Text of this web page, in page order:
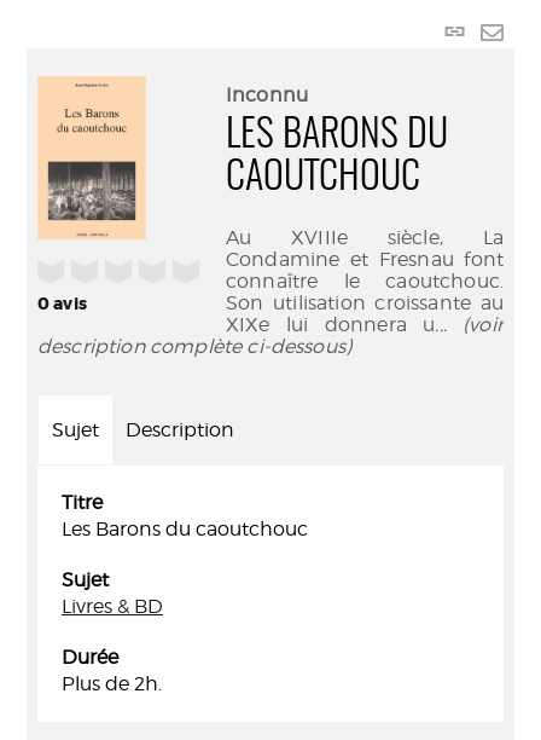
Lien
0avis
Inconnu
LES BARONS DU
CAOUTCHOUC
Au XVIIIe siècle, La
Condamine et Fresnau font
connaître le caoutchouc.
Son utilisation croissante au
XIXe lui donnera u... (voir
description complète ci-dessous)
Sujet Description
Titre
Les Barons du caoutchouc
Sujet
Livres & BD
Durée
Plus de 2h.